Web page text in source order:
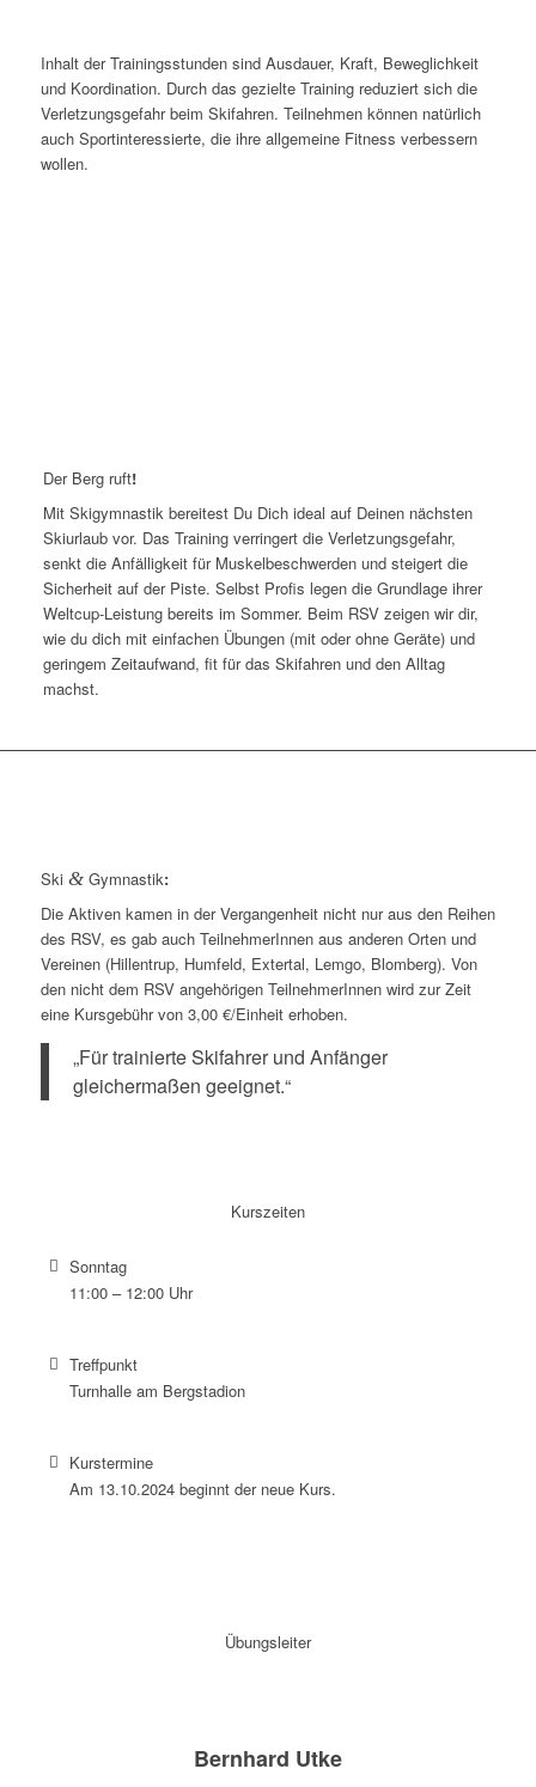
Inhalt der Trainingsstunden sind Ausdauer, Kraft, Beweglichkeit
und Koordination. Durch das gezielte Training reduziert sich die
Verletzungsgefahr beim Skifahren. Teilnehmen können natürlich
auch Sportinteressierte, die ihre allgemeine Fitness verbessern
wollen.
Der Berg ruft!
Mit Skigymnastik bereitest Du Dich ideal auf Deinen nächsten
Skiurlaub vor. Das Training verringert die Verletzungsgefahr,
senkt die Anfälligkeit für Muskelbeschwerden und steigert die
Sicherheit auf der Piste. Selbst Profis legen die Grundlage ihrer
Weltcup-Leistung bereits im Sommer. Beim RSV zeigen wir dir,
wie du dich mit einfachen Übungen (mit oder ohne Geräte) und
geringem Zeitaufwand, fit für das Skifahren und den Alltag
machst.
Ski &Gymnastik:
Die Aktiven kamen in der Vergangenheit nicht nur aus den Reihen
des RSV, es gab auch TeilnehmerInnen aus anderen Orten und
Vereinen (Hillentrup, Humfeld, Extertal, Lemgo, Blomberg). Von
den nicht dem RSV angehörigen TeilnehmerInnen wird zur Zeit
eine Kursgebühr von 3,00 €/Einheit erhoben.
„Für trainierte Skifahrer und Anfänger
gleichermaßen geeignet.“
Kurszeiten
Sonntag
11:00 – 12:00 Uhr
Treffpunkt
Turnhalle am Bergstadion
Kurstermine
Am 13.10.2024 beginnt der neue Kurs.
Übungsleiter
Bernhard Utke